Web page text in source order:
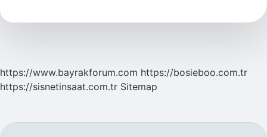
Yarar
https://www.bayrakforum.com https://bosieboo.com.tr
https://sisnetinsaat.com.tr Sitemap